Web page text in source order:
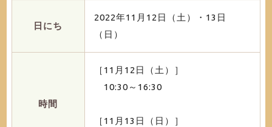
日にち
2022年11月12日（土）・13日
（日）
時間
［11月12日（土）］
10:30～16:30
［11月13日（日）］